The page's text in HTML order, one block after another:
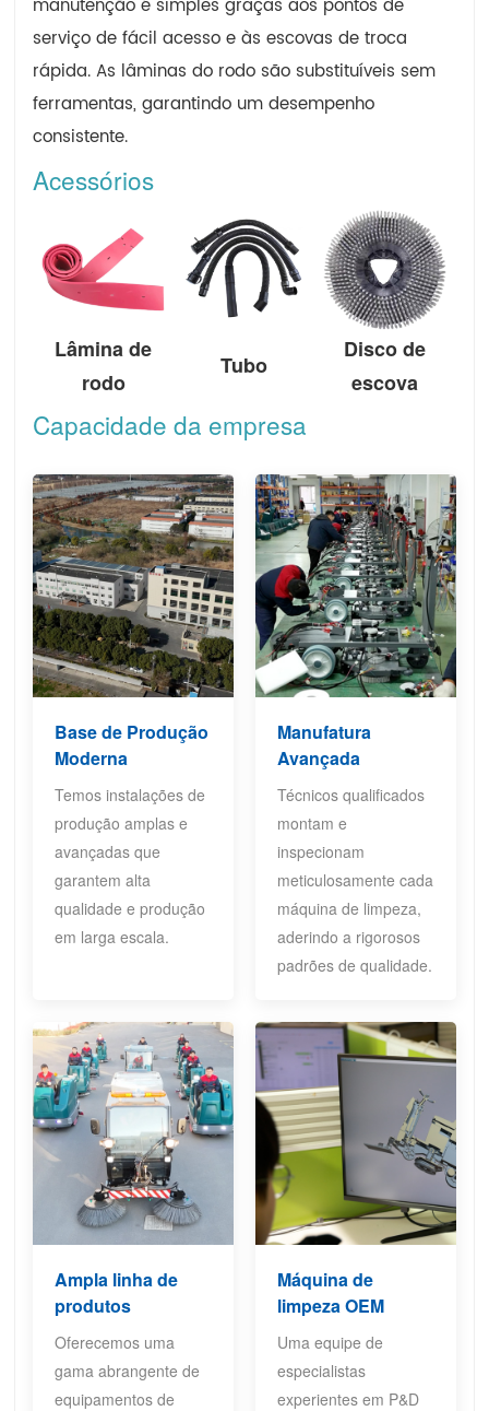
manutenção é simples graças aos pontos de
serviço de fácil acesso e às escovas de troca
rápida. As lâminas do rodo são substituíveis sem
ferramentas, garantindo um desempenho
consistente.
Acessórios
Lâmina de
rodo
Tubo
Disco de
escova
Capacidade da empresa
Base de Produção
Moderna
Temos instalações de
produção amplas e
avançadas que
garantem alta
qualidade e produção
em larga escala.
Manufatura
Avançada
Técnicos qualificados
montam e
inspecionam
meticulosamente cada
máquina de limpeza,
aderindo a rigorosos
padrões de qualidade.
Ampla linha de
produtos
Oferecemos uma
gama abrangente de
equipamentos de
Máquina de
limpeza OEM
Uma equipe de
especialistas
experientes em P&D